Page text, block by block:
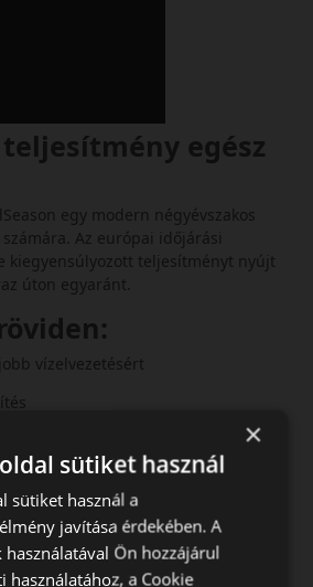
egész
egy modern négyévszakos
Az európai időjárási
kiegyensúlyozott teljesítményt nyújt
úton egyaránt.
vízelvezetésért
elleni védelem
tapadás
×
sütiket használ
sütiket használ a
javítása érdekében. A
Ön hozzájárul
használatához, a Cookie